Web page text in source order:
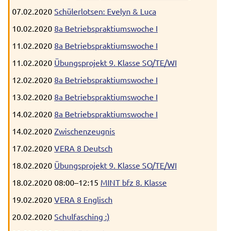
07.02.2020 Schülerlotsen: Evelyn & Luca
10.02.2020 8a Betriebspraktiumswoche I
11.02.2020 8a Betriebspraktiumswoche I
11.02.2020 Übungsprojekt 9. Klasse SO/TE/WI
12.02.2020 8a Betriebspraktiumswoche I
13.02.2020 8a Betriebspraktiumswoche I
14.02.2020 8a Betriebspraktiumswoche I
14.02.2020 Zwischenzeugnis
17.02.2020 VERA 8 Deutsch
18.02.2020 Übungsprojekt 9. Klasse SO/TE/WI
18.02.2020 08:00–12:15 MINT bfz 8. Klasse
19.02.2020 VERA 8 Englisch
20.02.2020 Schulfasching :)